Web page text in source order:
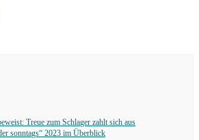
Treue zum Schlager zahlt sich aus
sonntags“ 2023 im Überblick